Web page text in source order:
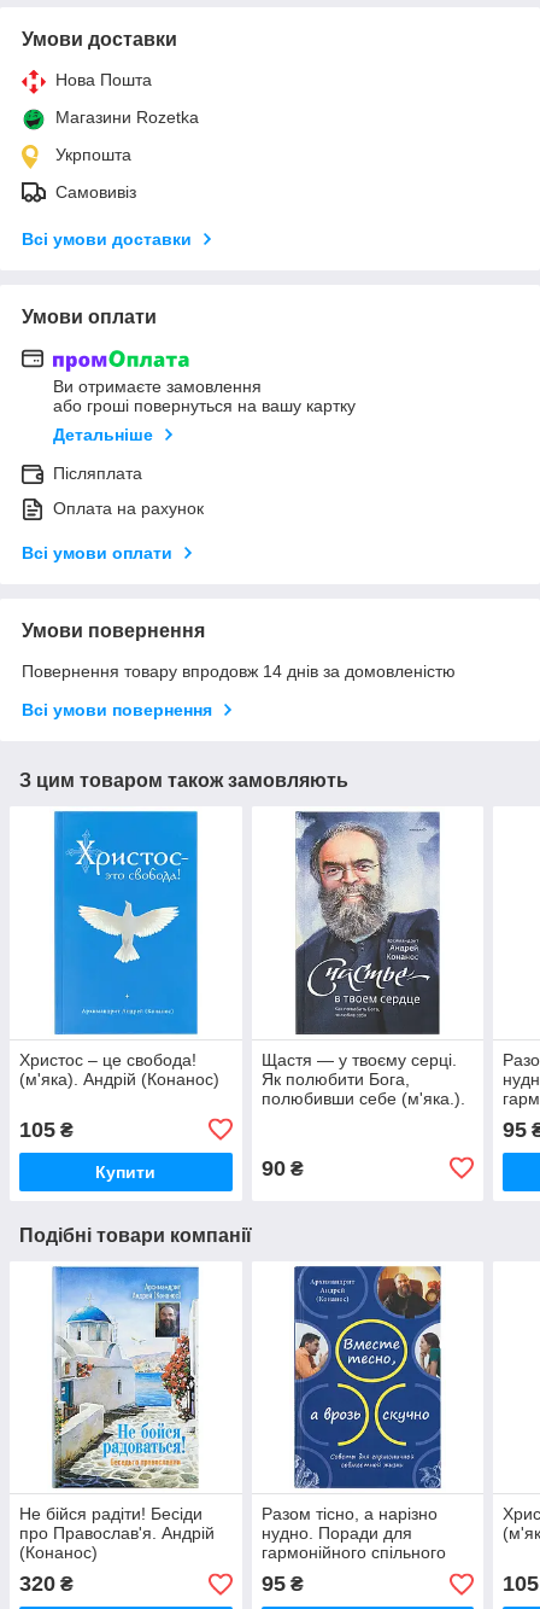
Умови доставки
Нова Пошта
Магазини Rozetka
Укрпошта
Самовивіз
Всі умови доставки
Умови оплати
Ви отримаєте замовлення
або гроші повернуться на вашу картку
Детальніше
Післяплата
Оплата на рахунок
Всі умови оплати
Умови повернення
Повернення товару впродовж 14 днів за домовленістю
Всі умови повернення
З цим товаром також замовляють
Христос – це свобода!
(м'яка). Андрій (Конанос)
105 ₴
Купити
Щастя — у твоєму серці.
Як полюбити Бога,
полюбивши себе (м'яка.).
90₴
95
Подібні товари компанії
Не бійся радіти! Бесіди
про Православ'я. Андрій
(Конанос)
320 ₴
Разом тісно, а нарізно
нудно. Поради для
гармонійного спільного
життя (м'як.). Архімандрит
Андрій (Конанос)
95₴ 105